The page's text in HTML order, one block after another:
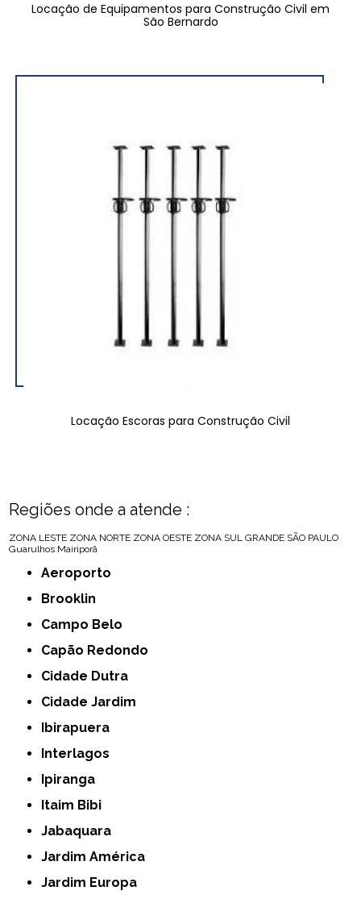
Locação de Equipamentos para Construção Civil em
São Bernardo
Locação Escoras para Construção Civil
Regiões onde a atende :
ZONA LESTE ZONA NORTE ZONA OESTE ZONA SUL GRANDE SÃO PAULO
Guarulhos Mairiporã
Aeroporto
Brooklin
Campo Belo
Capão Redondo
Cidade Dutra
Cidade Jardim
Ibirapuera
Interlagos
Ipiranga
Itaim Bibi
Jabaquara
Jardim América
Jardim Europa